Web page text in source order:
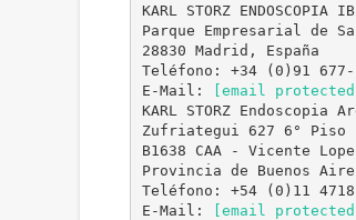
KARL STORZ ENDOSCOPIA
Parque Empresarial de
28830 Madrid, España
Teléfono: +34 (0)91
E-Mail:
[email
KARL STORZ Endoscopia
Zufriategui 627 6° Piso
B1638 CAA - Vicente
Provincia de Buenos
Teléfono: +54 (0)11
E-Mail:
[email